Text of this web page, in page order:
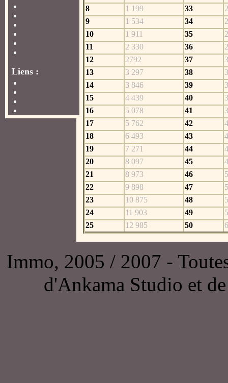
Liens :
8
1 199 33
9
1 534 34
10
1 911 35
11
2 330 36
12
2792 37
13
3 297 38
14
3 846 39
15
4 439 40
16
5 078 41
17
5 762 42
18
6 493 43
19
7 271 44
20
8 097 45
21
8 973 46
22
9 898 47
23
10 875 48
24
11 903 49
25
12 985 50
Immo, 2005 / 2007 -
d'Ankama Studio et